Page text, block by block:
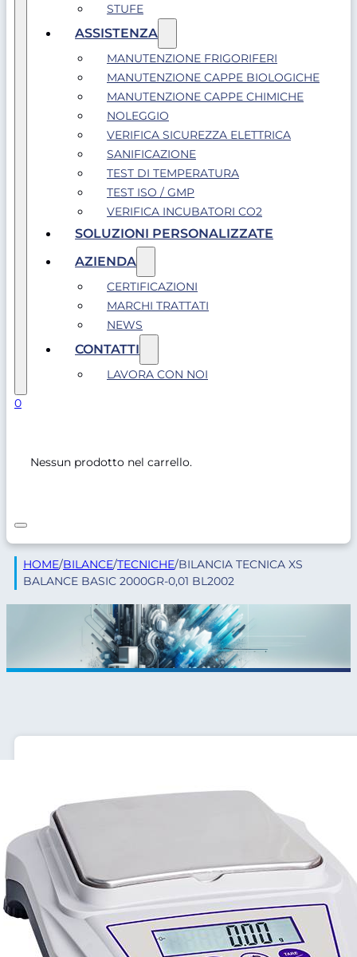
STUFE
ASSISTENZA
MANUTENZIONE FRIGORIFERI
MANUTENZIONE CAPPE BIOLOGICHE
MANUTENZIONE CAPPE CHIMICHE
NOLEGGIO
VERIFICA SICUREZZA ELETTRICA
SANIFICAZIONE
TEST DI TEMPERATURA
TEST ISO / GMP
VERIFICA INCUBATORI CO2
SOLUZIONI PERSONALIZZATE
AZIENDA
CERTIFICAZIONI
MARCHI TRATTATI
NEWS
CONTATTI
LAVORA CON NOI
0
Nessun prodotto nel carrello.
HOME/BILANCE/TECNICHE/BILANCIA TECNICA XS
BALANCE BASIC 2000GR-0,01 BL2002